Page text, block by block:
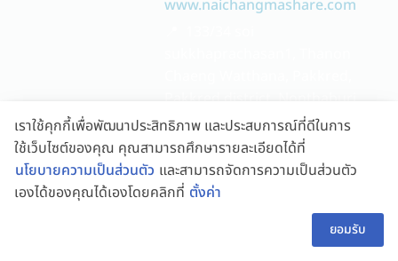
www.naichangmashare.com
11120
🕔 08:00 - 17:00
FOLLOW US
เราใช้คุกกี้เพื่อพัฒนาประสิทธิภาพ และประสบการณ์ที่ดีในการ
ใช้เว็บไซต์ของคุณ คุณสามารถศึกษารายละเอียดได้ที่
นโยบายความเป็นส่วนตัว และสามารถจัดการความเป็นส่วนตัว
เองได้ของคุณได้เองโดยคลิกที่ ตั้งค่า
ยอมรับ